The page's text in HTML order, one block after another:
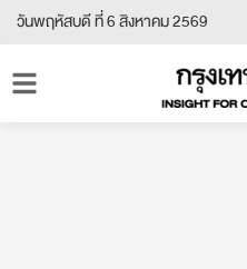
วันพฤหัสบดี ที่ 6 สิงหาคม 2569